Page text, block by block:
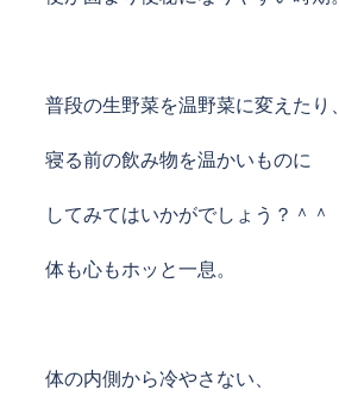
普段の生野菜を温野菜に変えたり、
寝る前の飲み物を温かいものに
してみてはいかがでしょう？＾＾
体も心もホッと一息。
体の内側から冷やさない、